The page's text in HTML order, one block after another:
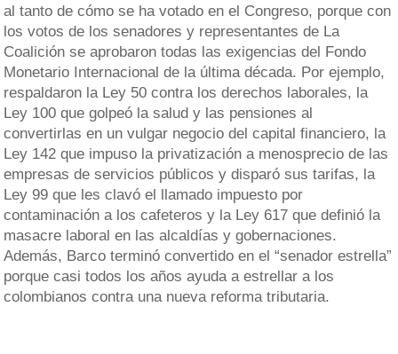
al tanto de cómo se ha votado en el Congreso, porque con
los votos de los senadores y representantes de La
Coalición se aprobaron todas las exigencias del Fondo
Monetario Internacional de la última década. Por ejemplo,
respaldaron la Ley 50 contra los derechos laborales, la
Ley 100 que golpeó la salud y las pensiones al
convertirlas en un vulgar negocio del capital financiero, la
Ley 142 que impuso la privatización a menosprecio de las
empresas de servicios públicos y disparó sus tarifas, la
Ley 99 que les clavó el llamado impuesto por
contaminación a los cafeteros y la Ley 617 que definió la
masacre laboral en las alcaldías y gobernaciones.
Además, Barco terminó convertido en el “senador estrella”
porque casi todos los años ayuda a estrellar a los
colombianos contra una nueva reforma tributaria.